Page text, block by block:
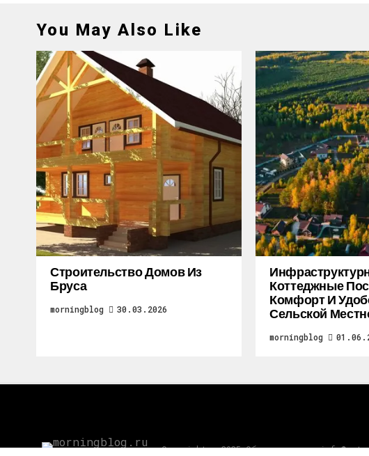
You May Also Like
Строительство Домов Из
Бруса
morningblog 30.03.2026
Коттеджные
Комфорт И
Сельской
morningblog
Copyright © 2025 Обратная связь